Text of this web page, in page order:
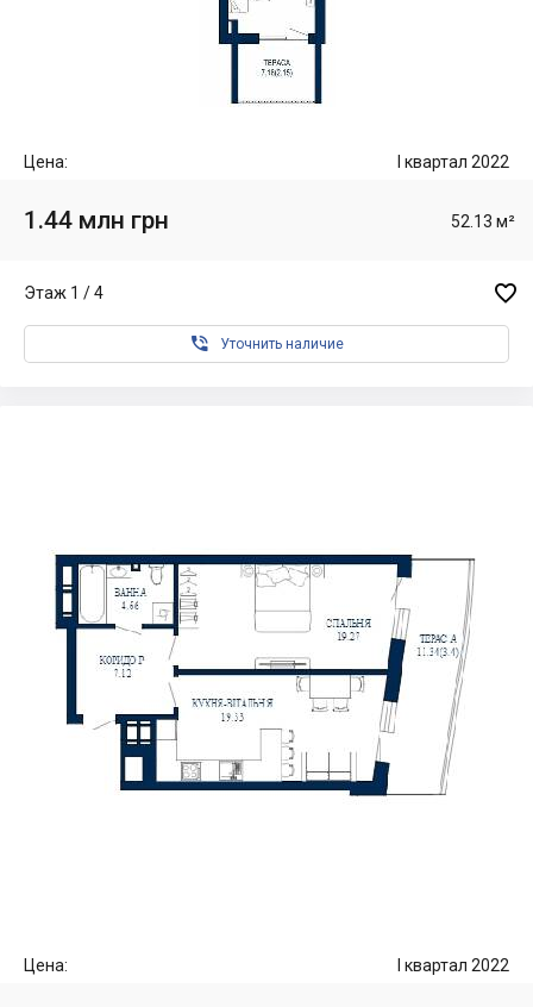
Цена: I квартал 2022
1.44 млн грн 52.13 м²
Этаж 1 / 4 
 Уточнить наличие
Цена: I квартал 2022